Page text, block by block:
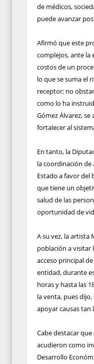
de médicos,
puede avanzar
Afirmó que este
complejos, ante la
costos de un
lo que se suma el
receptor; no
como lo ha
Gómez Álvarez,
fortalecer al
En tanto, la
la coordinación de
Estado a favor del
que tiene un
salud de las
oportunidad de
A su vez, la artista
población a visitar
acceso principal
entidad, durante
horas y hasta las
la venta, pues
apoyar causas tan
Cabe destacar
acudieron como
Desarrollo